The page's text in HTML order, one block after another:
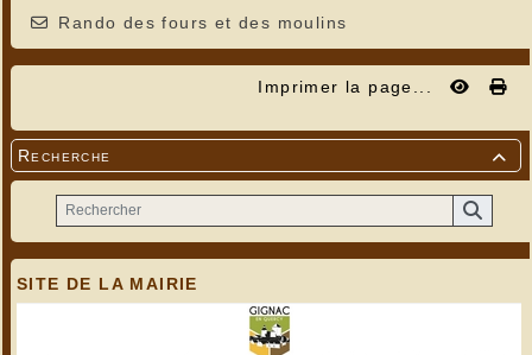
Rando des fours et des moulins
Imprimer la page...

Recherche
SITE DE LA MAIRIE